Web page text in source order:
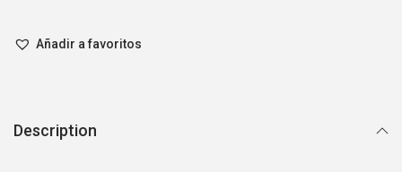
Añadir a favoritos
Description